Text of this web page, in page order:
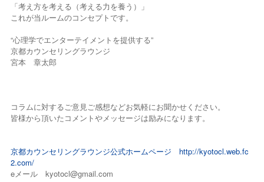
「考え方を考える（考える力を養う）」
これが当ルームのコンセプトです。
“心理学でエンターテイメントを提供する”
京都カウンセリングラウンジ
宮本 章太郎
コラムに対するご意見ご感想などお気軽にお聞かせください。
皆様から頂いたコメントやメッセージは励みになります。
京都カウンセリングラウンジ公式ホームページ
http://kyotocl.web.fc
2.com/
eメール kyotocl@gmail.com